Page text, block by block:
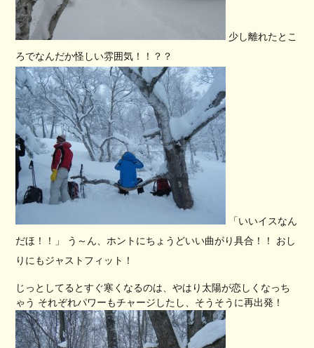
少し離れたとこ
ろでなんだか怪しい雰囲気！！？？
「いいイスなん
だほ！！」 う～ん、ホントにちょうどいい曲がり具合！！ おし
りにもジャストフィット！
じっとしてるとすぐ寒くなるのは、やはり太陽が恋しくなっち
ゃう それぞれパワーもチャージしたし、そうそうに再出発！